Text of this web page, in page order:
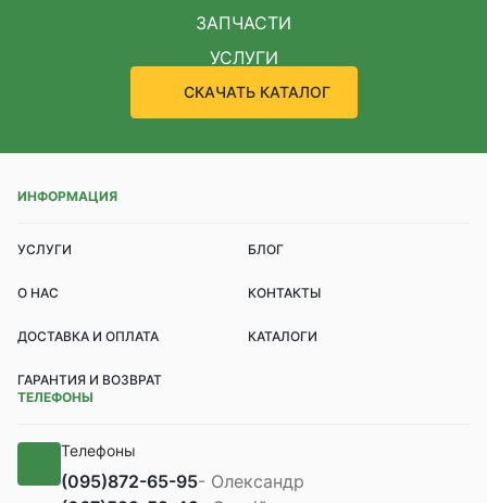
ЗАПЧАСТИ
УСЛУГИ
СКАЧАТЬ КАТАЛОГ
ИНФОРМАЦИЯ
УСЛУГИ БЛОГ
О НАС КОНТАКТЫ
ДОСТАВКА И ОПЛАТА КАТАЛОГИ
ГАРАНТИЯ И ВОЗВРАТ
ТЕЛЕФОНЫ
Телефоны
(095)872-65-95- Олександр